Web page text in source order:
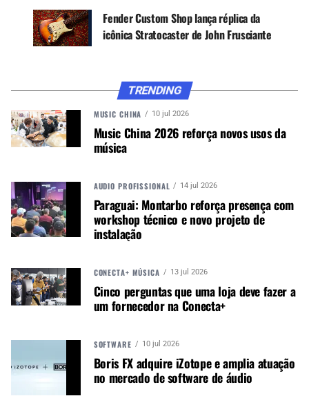
buscando lojistas para importar produtos de
maior valor agregado. Música & Mercado
conversou com interlocutores da Pride Music e da
Publicaremos mais informações em breve.
Editado às 19h:21 de 31 de agosto.
Odery Dr
ums lança loja online com parceria de
lojistas
Fender lança modelo Jim Root Jazzmaster V4
Musical Express comunica saída da Shure de seu
portfólio
Fender Custom Shop lança réplica da
icônica Stratocaster de John Frusciante
TRENDING
MUSIC CHINA 10 jul 2026
Music China 2026 reforça novos usos da
música
AUDIO PROFISSIONAL 14 jul 2026
Paraguai: Montarbo reforça presença com
workshop técnico e novo projeto de
instalação
CONECTA+ MÚSICA 13 jul 2026
Cinco perguntas que uma loja deve fazer a
um fornecedor na Conecta+
SOFTWARE 10 jul 2026
Boris FX adquire iZotope e amplia atuação
no mercado de software de áudio